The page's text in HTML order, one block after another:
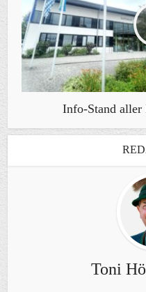
Info-Stand aller
Toni